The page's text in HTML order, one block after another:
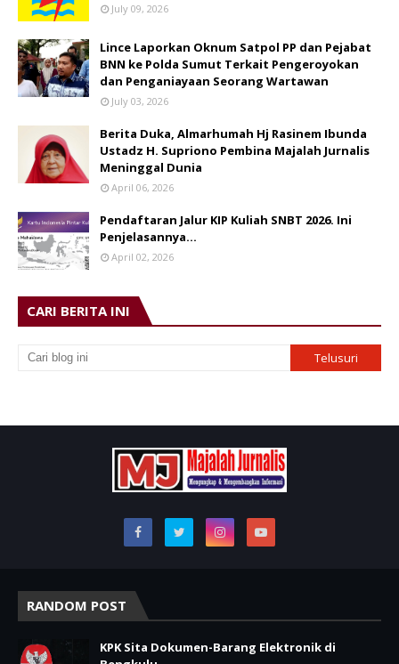
July 09, 2026
Lince Laporkan Oknum Satpol PP dan Pejabat
BNN ke Polda Sumut Terkait Pengeroyokan
dan Penganiayaan Seorang Wartawan
July 03, 2026
Berita Duka, Almarhumah Hj Rasinem Ibunda
Ustadz H. Supriono Pembina Majalah Jurnalis
Meninggal Dunia
April 06, 2026
Pendaftaran Jalur KIP Kuliah SNBT 2026. Ini
Penjelasannya…
April 02, 2026
CARI BERITA INI
RANDOM POST
KPK Sita Dokumen-Barang Elektronik di